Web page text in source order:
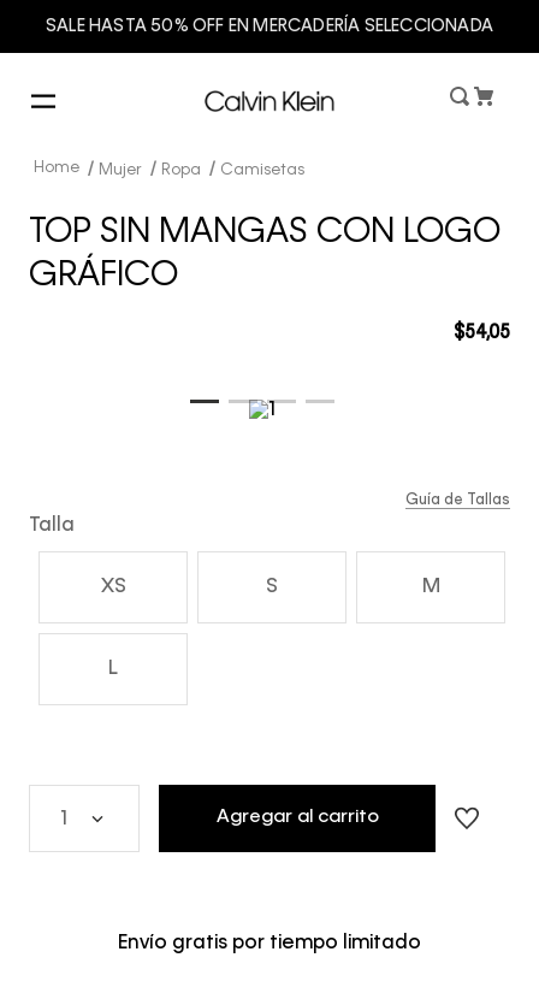
SALE HASTA 50% OFF EN MERCADERÍA SELECCIONADA
Mujer Ropa Camisetas
TOP SIN MANGAS CON LOGO
GRÁFICO
$54,05
Talla
XS S M
L
Guía de Tallas
Agregar al carrito
Envío gratis por tiempo limitado